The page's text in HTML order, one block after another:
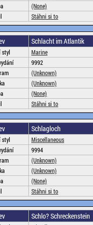
(None)
Stáhni si to
Schlacht im Atlantik
styl
Marine
9992
(Unknown)
(Unknown)
(None)
Stáhni si to
Schlagloch
styl
Miscellaneous
9994
(Unknown)
(Unknown)
(None)
Stáhni si to
Schlo? Schreckenstein